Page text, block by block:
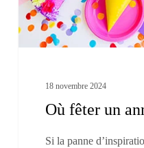
18 novembre 2024
Où fêter un
Si la panne